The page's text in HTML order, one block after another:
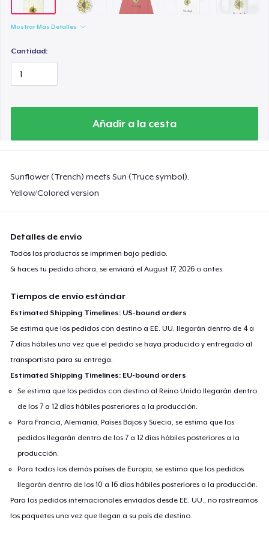
Mostrar Más Detalles
Cantidad:
Añadir a la cesta
Sunflower (Trench) meets Sun (Truce symbol).
Yellow/Colored version
Detalles de envío
Todos los productos se imprimen bajo pedido.
Si haces tu pedido ahora, se enviará elAugust 17, 2026 o antes.
Tiempos de envío estándar
Estimated Shipping Timelines: US-bound orders
Se estima que los pedidos con destino a EE. UU. llegarán dentro de 4 a
7 días hábiles una vez que el pedido se haya producido y entregado al
transportista para su entrega.
Estimated Shipping Timelines: EU-bound orders
Se estima que los pedidos con destino al Reino Unido llegarán dentro
de los 7 a 12 días hábiles posteriores a la producción.
Para Francia, Alemania, Países Bajos y Suecia, se estima que los
pedidos llegarán dentro de los 7 a 12 días hábiles posteriores a la
producción.
Para todos los demás países de Europa, se estima que los pedidos
llegarán dentro de los 10 a 16 días hábiles posteriores a la producción.
Para los pedidos internacionales enviados desde EE. UU., no rastreamos
los paquetes una vez que llegan a su país de destino.